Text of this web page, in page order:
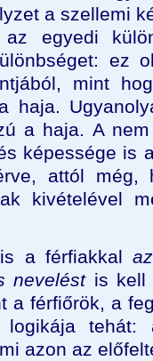
a szellemi
az egyedi
ez
mint
haja.
a haja. A
képessége is
attól
kivételével
a férfiakkal
neveléstis kell
a férfiőrök, a
tehát:
azon az